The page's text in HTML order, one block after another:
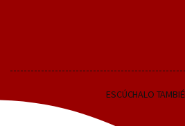
ESCÚCHALO